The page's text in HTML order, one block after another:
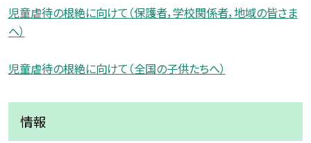
児童虐待の根絶に向けて（保護者，学校関係者，地域の皆さま
へ）
児童虐待の根絶に向けて（全国の子供たちへ）
情報